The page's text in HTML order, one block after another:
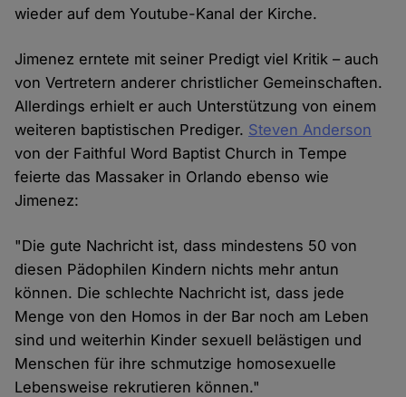
wieder auf dem Youtube-Kanal der Kirche.
Jimenez erntete mit seiner Predigt viel Kritik – auch
von Vertretern anderer christlicher Gemeinschaften.
Allerdings erhielt er auch Unterstützung von einem
weiteren baptistischen Prediger. Steven Anderson
von der Faithful Word Baptist Church in Tempe
feierte das Massaker in Orlando ebenso wie
Jimenez:
"Die gute Nachricht ist, dass mindestens 50 von
diesen Pädophilen Kindern nichts mehr antun
können. Die schlechte Nachricht ist, dass jede
Menge von den Homos in der Bar noch am Leben
sind und weiterhin Kinder sexuell belästigen und
Menschen für ihre schmutzige homosexuelle
Lebensweise rekrutieren können."